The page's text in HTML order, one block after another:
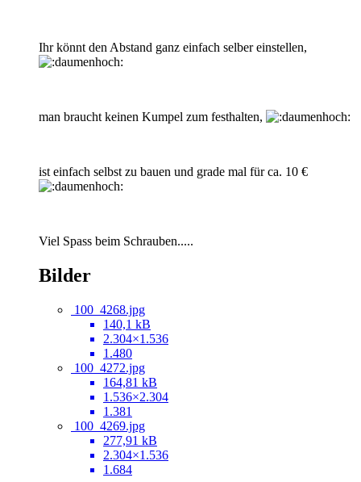
Ihr könnt den Abstand ganz einfach selber einstellen,
man braucht keinen Kumpel zum festhalten,
ist einfach selbst zu bauen und grade mal für ca. 10 €
Viel Spass beim Schrauben.....
Bilder
100_4268.jpg
140,1 kB
2.304×1.536
1.480
100_4272.jpg
164,81 kB
1.536×2.304
1.381
100_4269.jpg
277,91 kB
2.304×1.536
1.684